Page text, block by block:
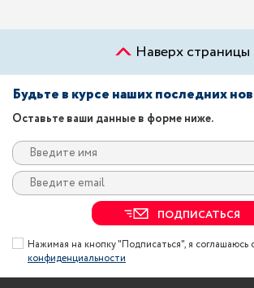
Наверх страницы
Будьте в курсе наших последних
Оставьте ваши данные в форме ниже.
ПОДПИСАТЬСЯ
Нажимая на кнопку "Подписаться", я соглашаюсь
конфиденциальности